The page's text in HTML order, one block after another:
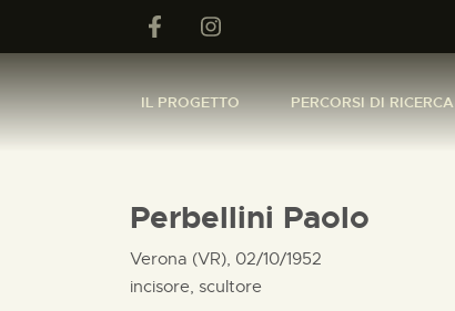
IL PROGETTO PERCORSI DI RICERCA
Perbellini Paolo
Verona (VR), 02/10/1952
incisore, scultore